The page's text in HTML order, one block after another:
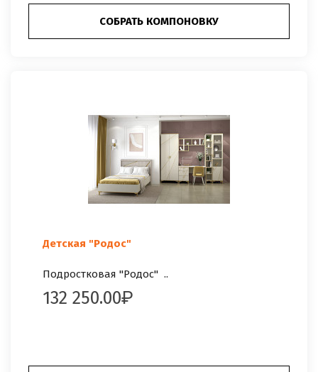
СОБРАТЬ КОМПОНОВКУ
Детская "Родос"
Подростковая "Родос" ..
132 250.00